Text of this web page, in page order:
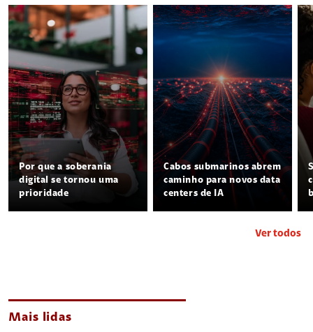
Por que a soberania
digital se tornou uma
prioridade
Cabos submarinos abrem
caminho para novos data
centers de IA
Ver todos
Mais lidas